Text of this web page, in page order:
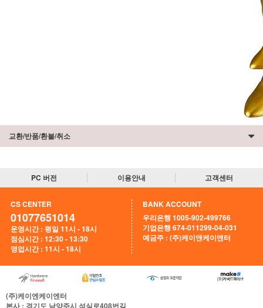
교환/반품/환불/취소
PC 버전 이용안내 고객센터
CS CENTER
01077651014
운영시간 : 평일 11시 - 18시
점심시간 : 12:30 - 13:30
영업시간 : 11시 - 18시
BANK ACCOUNT
우리은행 1005-902-499766
기업은행 674-011299-04-031
예금주 : (주)케이앤케이엔터
(주)케이엔케이엔터
본사: 경기도 남양주시 석실로408번길